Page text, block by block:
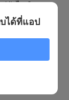
ซับไตเติลภาษา
กับกร็อกซ์
ป์ป่า”
ได้ที่แอป